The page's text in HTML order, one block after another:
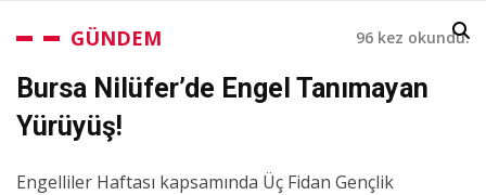
GÜNDEM 96 kez okundu.
Bursa Nilüfer’de Engel Tanımayan
Yürüyüş!
Engelliler Haftası kapsamında Üç Fidan Gençlik